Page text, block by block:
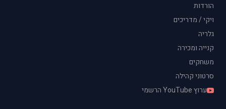
הורדות
ויקי / מדריכים
גלריה
קנייה ומכירה
משחקים
סרטוני קהילה
ערוץ YouTube הרשמי